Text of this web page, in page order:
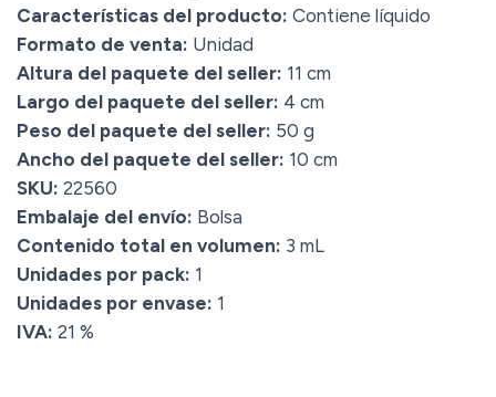
Características del producto: Contiene líquido
Formato de venta: Unidad
Altura del paquete del seller: 11 cm
Largo del paquete del seller: 4 cm
Peso del paquete del seller: 50 g
Ancho del paquete del seller: 10 cm
SKU: 22560
Embalaje del envío: Bolsa
Contenido total en volumen: 3 mL
Unidades por pack: 1
Unidades por envase: 1
IVA: 21 %